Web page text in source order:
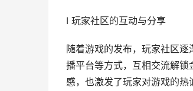
I 玩家社区的互动与分享
随着游戏的发布，玩家社区
播平台等方式，互相交流解
感，也激发了玩家对游戏的热